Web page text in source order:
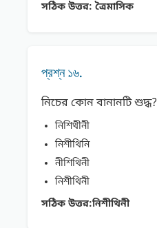
সঠিক উত্তর: ত্রৈমাসিক
প্রশ্ন ১৬.
নিচের কোন বানানটি শুদ্ধ?
নিশিথীনী
নিশীথিনি
নীশিথিনী
নিশীথিনী
সঠিক উত্তর:নিশীথিনী